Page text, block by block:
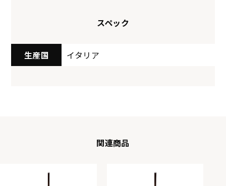
スペック
生産国 イタリア
関連商品